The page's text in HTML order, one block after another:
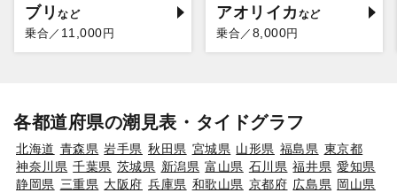
ブリ
乗合／ 11,000円
アオリイカ
乗合／ 8,000円
各都道府県の潮見表・タイドグラフ
北海道 青森県 岩手県 秋田県 宮城県 山形県 福島県 東京都
神奈川県 千葉県 茨城県 新潟県 富山県 石川県 福井県 愛知県
静岡県 三重県 大阪府 兵庫県 和歌山県 京都府 広島県 岡山県